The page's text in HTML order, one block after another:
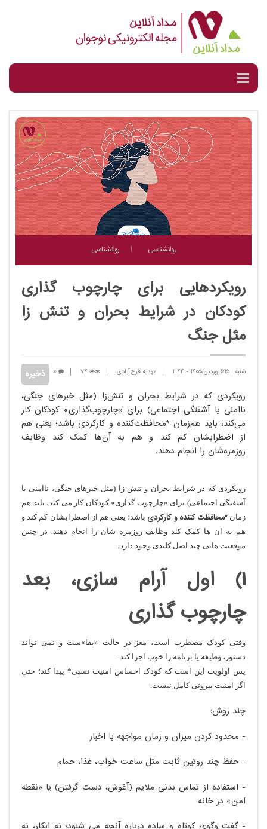
روانشناسی روانشناسی
رویکردهایی برای چارچوب گذاری
کودکان در شرایط بحران و تنش زا
مثل جنگ
شنبه , 15/فروردین/1405 -
11:44 مهدیه فرح آبادی 74
رویکردی که در شرایط بحران و تنش‌زا (مثل خبرهای جنگی،
ناامنی یا آشفتگی اجتماعی) برای «چارچوب‌گذاری» کودکان کار
می‌کند، باید هم‌زمان *محافظت‌کننده و کارکردی باشد؛ یعنی هم
از اضطرابشان کم کند و هم به آن‌ها کمک کند وظایف
روزمره‌شان را انجام دهند.
رویکردی که در شرایط بحران و تنش زا (مثل خبرهای جنگی، ناامنی یا
آشفتگی اجتماعی) برای «چارچوب گذاری» کودکان کار می کند، باید هم
زمان*محافظت کنندهوکارکردی باشد؛ یعنی هم از اضطرابشان کم کند و
هم به آن ها کمک کند وظایف روزمره شان را انجام دهند. در چنین
موقعیت هایی چند اصل کلیدی وجود دارد:
1) اول آرام سازی، بعد
چارچوب گذاری
وقتی کودک مضطرب است، مغز در حالت «بقا»ست و نمی تواند
دستور، وظیفه یا برنامه را خوب اجرا کند.
پس اولویت این است که کودک احساس امنیت نسبی* پیدا کند؛ حتی
اگر امنیت بیرونی کامل نیست.
چند روش:
- محدود کردن میزان و زمان مواجهه با اخبار
- حفظ چند روتین ثابت مثل ساعت خواب، غذا، حمام
- استفاده از تماس بدنی ملایم (آغوش، دست گرفتن) یا «نقطه
امن» در خانه